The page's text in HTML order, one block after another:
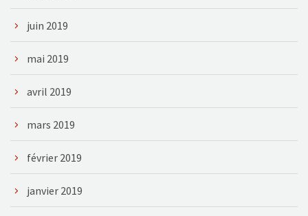
juin 2019
mai 2019
avril 2019
mars 2019
février 2019
janvier 2019